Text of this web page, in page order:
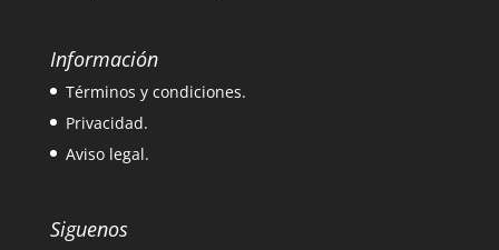
Información
Términos y condiciones.
Privacidad.
Aviso legal.
Siguenos